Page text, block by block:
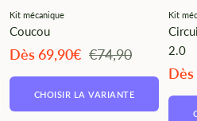
Kit mécanique
Coucou
Angebotspreis
Dès 69,90€ Regulärer
€74,90
CHOISIR LA VARIANTE
Kit
2.0